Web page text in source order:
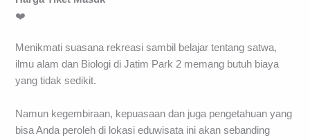
❤️
Menikmati suasana rekreasi sambil belajar tentang satwa,
ilmu alam dan Biologi di Jatim Park 2 memang butuh biaya
yang tidak sedikit.
Namun kegembiraan, kepuasaan dan juga pengetahuan yang
bisa Anda peroleh di lokasi eduwisata ini akan sebanding